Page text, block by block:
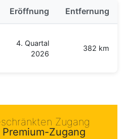
Eröffnung Entfernung
4. Quartal
2026
382 km
Zugang
Premium-Zugang